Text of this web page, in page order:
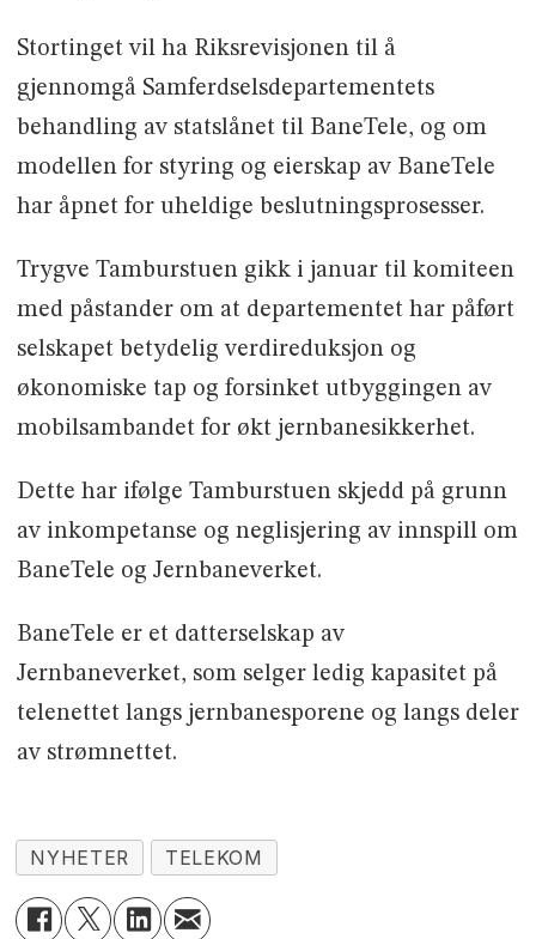
Stortinget vil ha Riksrevisjonen til å
gjennomgå Samferdselsdepartementets
behandling av statslånet til BaneTele, og om
modellen for styring og eierskap av BaneTele
har åpnet for uheldige beslutningsprosesser.
Trygve Tamburstuen gikk i januar til komiteen
med påstander om at departementet har påført
selskapet betydelig verdireduksjon og
økonomiske tap og forsinket utbyggingen av
mobilsambandet for økt jernbanesikkerhet.
Dette har ifølge Tamburstuen skjedd på grunn
av inkompetanse og neglisjering av innspill om
BaneTele og Jernbaneverket.
BaneTele er et datterselskap av
Jernbaneverket, som selger ledig kapasitet på
telenettet langs jernbanesporene og langs deler
av strømnettet.
NYHETER TELEKOM